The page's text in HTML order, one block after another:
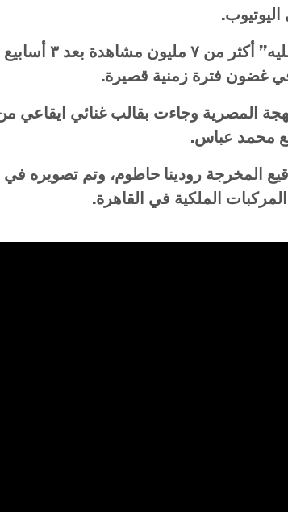
وحققت أغنية
غضون فترة زمنية قصيرة.
المصرية وجاءت بقالب غنائي ايقاعي
محمد عباس.
المخرجة رودينا حاطوم، وتم تصويره
الملكية في القاهرة.